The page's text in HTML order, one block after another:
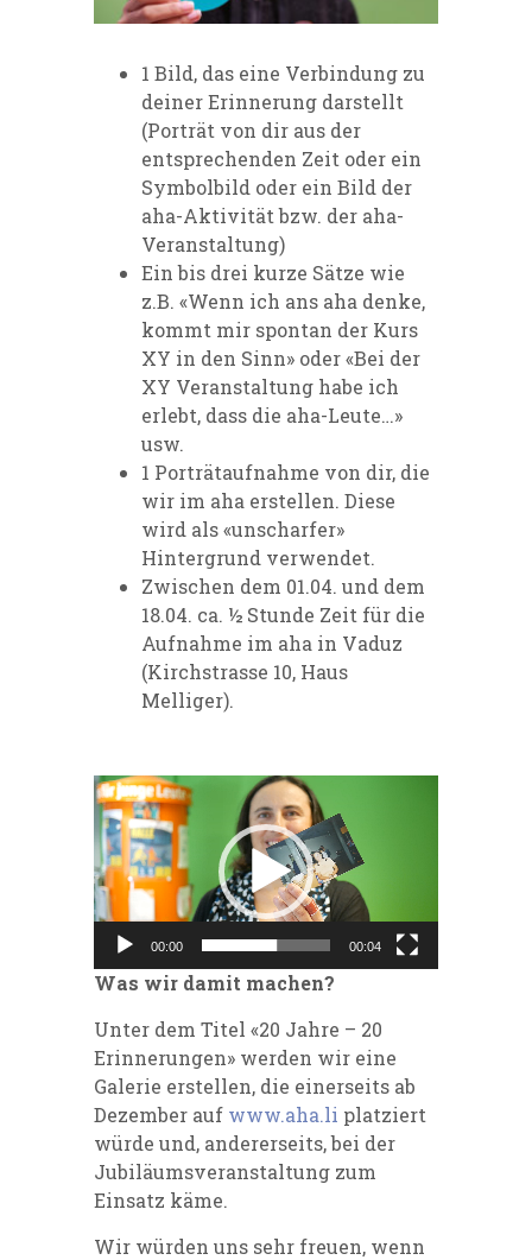
1 Bild, das eine Verbindung zu
deiner Erinnerung darstellt
(Porträt von dir aus der
entsprechenden Zeit oder ein
Symbolbild oder ein Bild der
aha-Aktivität bzw. der aha-
Veranstaltung)
Ein bis drei kurze Sätze wie
z.B. «Wenn ich ans aha denke,
kommt mir spontan der Kurs
XY in den Sinn» oder «Bei der
XY Veranstaltung habe ich
erlebt, dass die aha-Leute…»
usw.
1 Porträtaufnahme von dir, die
wir im aha erstellen. Diese
wird als «unscharfer»
Hintergrund verwendet.
Zwischen dem 01.04. und dem
18.04. ca. ½ Stunde Zeit für die
Aufnahme im aha in Vaduz
(Kirchstrasse 10, Haus
Melliger).
Video-
Player
00:00 00:04
Was wir damit machen?
Unter dem Titel «20 Jahre – 20
Erinnerungen» werden wir eine
Galerie erstellen, die einerseits ab
Dezember auf www.aha.li platziert
würde und, andererseits, bei der
Jubiläumsveranstaltung zum
Einsatz käme.
Wir würden uns sehr freuen, wenn